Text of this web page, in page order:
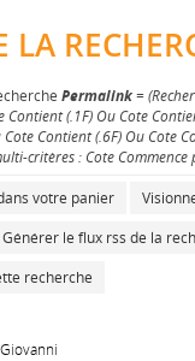
LA
Permalink=
Contient (.1F) Ou Cote
Contient (.6F) Ou Cote
critères : Cote Commence
votre panier
Générer le flux rss de la
recherche